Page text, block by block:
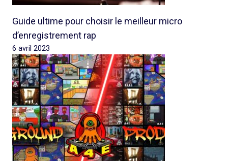
Guide ultime pour choisir le meilleur micro
d’enregistrement rap
6 avril 2023